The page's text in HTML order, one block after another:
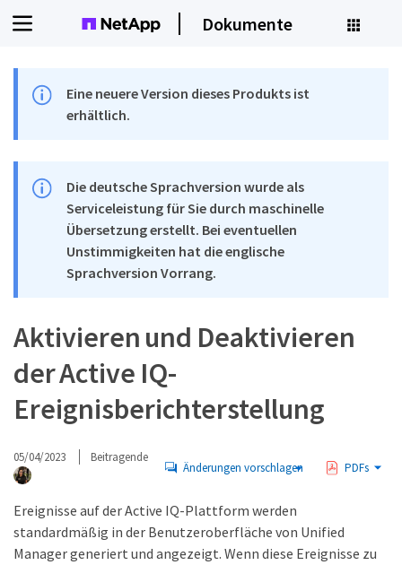
Dokumente
Eine neuere Version dieses Produkts ist
erhältlich.
Die deutsche Sprachversion wurde als
Serviceleistung für Sie durch maschinelle
Übersetzung erstellt. Bei eventuellen
Unstimmigkeiten hat die englische
Sprachversion Vorrang.
Aktivieren und Deaktivieren
der Active IQ-
Ereignisberichterstellung
05/04/2023 Beitragende
Änderungen vorschlagen PDFs
Ereignisse auf der Active IQ-Plattform werden
standardmäßig in der Benutzeroberfläche von Unified
Manager generiert und angezeigt. Wenn diese Ereignisse zu